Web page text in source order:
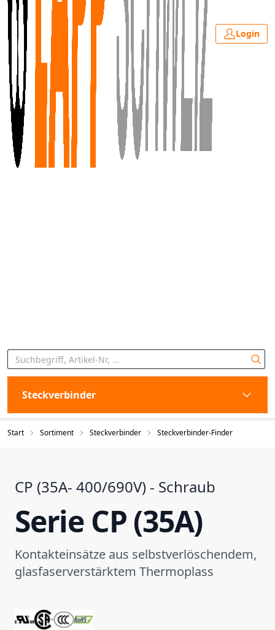
Login
Steckverbinder
Start Sortiment Steckverbinder Steckverbinder-Finder
CP (35A- 400/690V) - Schraub
Serie CP (35A)
Kontakteinsätze aus selbstverlöschendem,
glasfaserverstärktem Thermoplass